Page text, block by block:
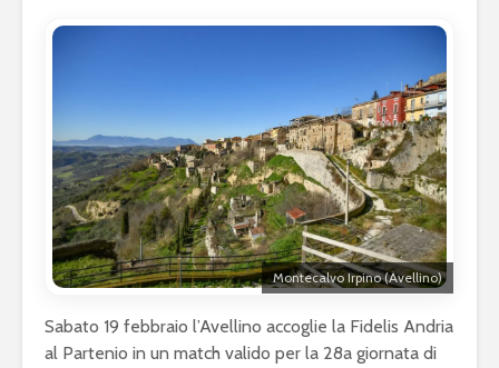
Montecalvo Irpino (Avellino)
Sabato 19 febbraio l’Avellino accoglie la Fidelis Andria
al Partenio in un match valido per la 28a giornata di